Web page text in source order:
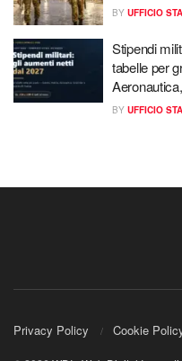
BY UFFICIO
Stipendi
tabelle per
BY UFFICIO
Privacy Policy Cookie